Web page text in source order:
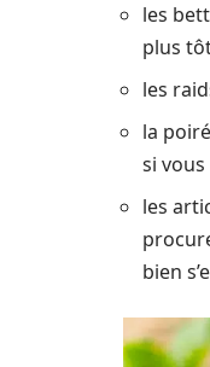
les
plus
les
la
si
les
bien